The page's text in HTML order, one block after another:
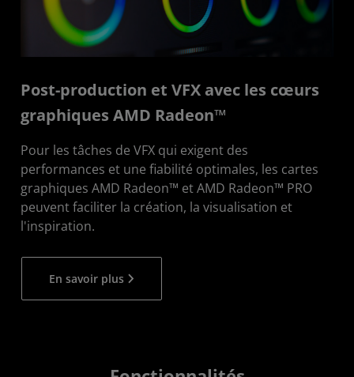
Post-production et VFX avec les cœurs
graphiques AMD Radeon™
Pour les tâches de VFX qui exigent des
performances et une fiabilité optimales, les cartes
graphiques AMD Radeon™ et AMD Radeon™ PRO
peuvent faciliter la création, la visualisation et
l'inspiration.
En savoir plus